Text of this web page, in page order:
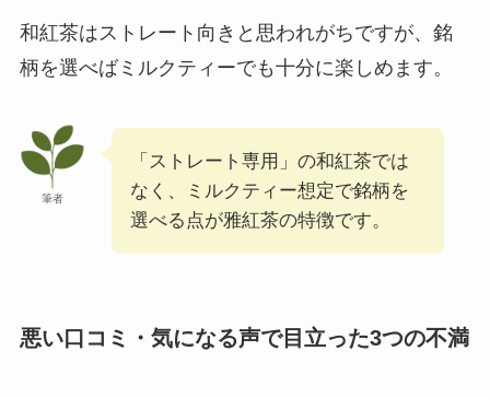
和紅茶はストレート向きと思われがちですが、銘
柄を選べばミルクティーでも十分に楽しめます。
筆者
「ストレート専用」の和紅茶では
なく、ミルクティー想定で銘柄を
選べる点が雅紅茶の特徴です。
悪い口コミ・気になる声で目立った3つの不満